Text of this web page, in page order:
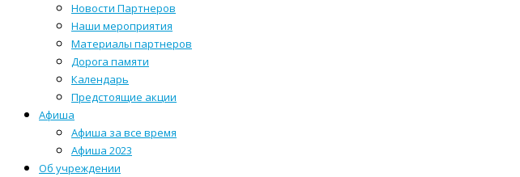
Новости Партнеров
Наши мероприятия
Материалы партнеров
Дорога памяти
Календарь
Предстоящие акции
Афиша
Афиша за все время
Афиша 2023
Об учреждении